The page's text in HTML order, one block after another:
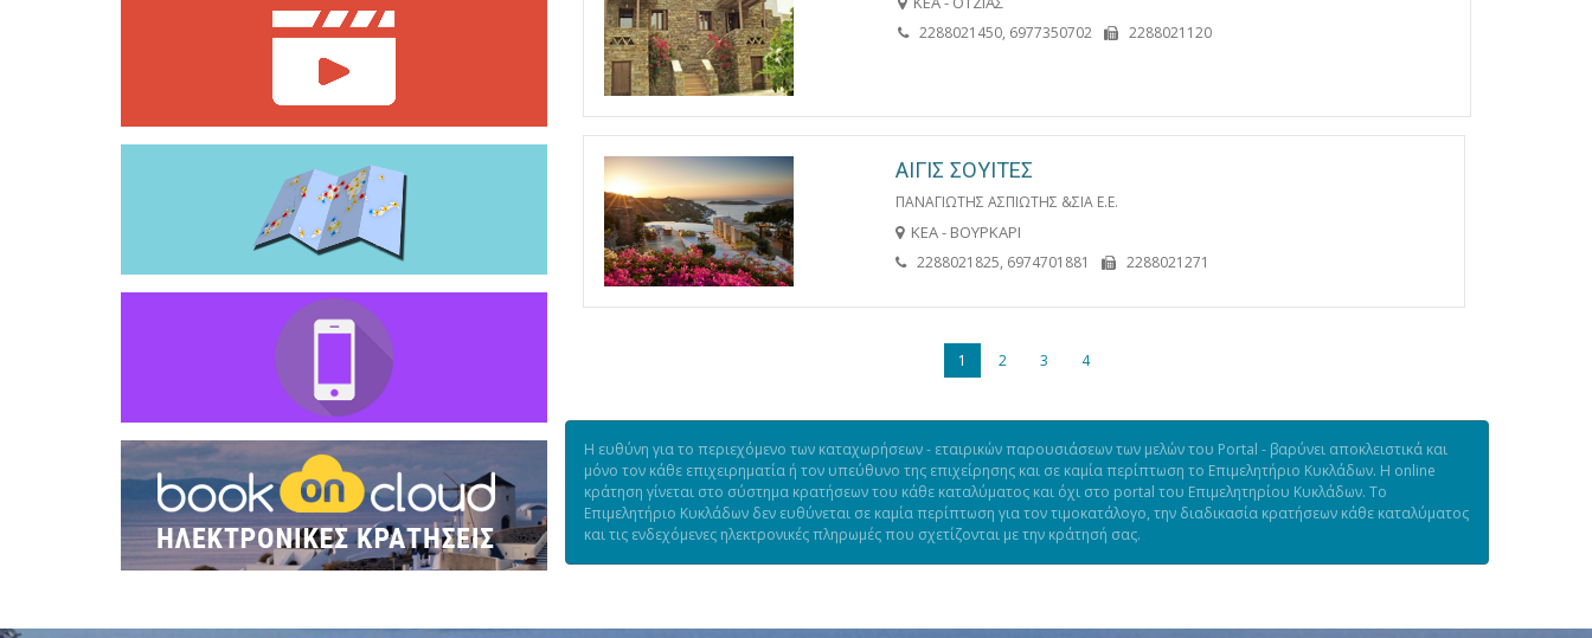
2288021450, 6977350702 2288021120
ΑΙΓΙΣ ΣΟΥΙΤΕΣ
ΠΑΝΑΓΙΩΤΗΣ ΑΣΠΙΩΤΗΣ &ΣΙΑ Ε.Ε.
ΚΕΑ - ΒΟΥΡΚΑΡΙ
2288021825, 6974701881 2288021271
1 2 3 4
Η ευθύνη για το περιεχόμενο των καταχωρήσεων - εταιρικών παρουσιάσεων των μελών του Portal - βαρύνει αποκλειστικά και
μόνο τον κάθε επιχειρηματία ή τον υπεύθυνο της επιχείρησης και σε καμία περίπτωση το Επιμελητήριο Κυκλάδων. Η online
κράτηση γίνεται στο σύστημα κρατήσεων του κάθε καταλύματος και όχι στο portal του Επιμελητηρίου Κυκλάδων. Το
Επιμελητήριο Κυκλάδων δεν ευθύνεται σε καμία περίπτωση για τον τιμοκατάλογο, την διαδικασία κρατήσεων κάθε καταλύματος
και τις ενδεχόμενες ηλεκτρονικές πληρωμές που σχετίζονται με την κράτησή σας.